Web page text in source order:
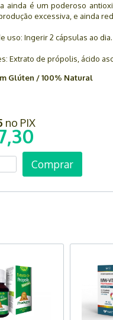
ainda é um poderoso
excessiva, e ainda
uso: Ingerir 2 cápsulas ao dia.
Extrato de própolis, ácido
Glúten / 100% Natural
no PIX
Comprar